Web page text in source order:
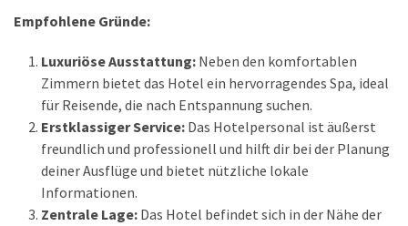
Empfohlene Gründe:
Luxuriöse Ausstattung: Neben den komfortablen
Zimmern bietet das Hotel ein hervorragendes Spa, ideal
für Reisende, die nach Entspannung suchen.
Erstklassiger Service: Das Hotelpersonal ist äußerst
freundlich und professionell und hilft dir bei der Planung
deiner Ausflüge und bietet nützliche lokale
Informationen.
Zentrale Lage: Das Hotel befindet sich in der Nähe der